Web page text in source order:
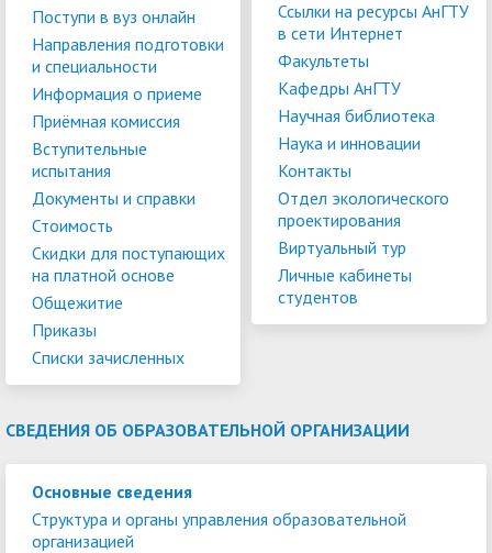
Поступи в вуз онлайн
Направления подготовки
и специальности
Информация о приеме
Приёмная комиссия
Вступительные
испытания
Документы и справки
Стоимость
Скидки для поступающих
на платной основе
Общежитие
Приказы
Списки зачисленных
Ссылки на ресурсы АнГТУ
в сети Интернет
Факультеты
Кафедры АнГТУ
Научная библиотека
Наука и инновации
Контакты
Отдел экологического
проектирования
Виртуальный тур
Личные кабинеты
студентов
СВЕДЕНИЯ ОБ ОБРАЗОВАТЕЛЬНОЙ ОРГАНИЗАЦИИ
Основные сведения
Структура и органы управления образовательной
организацией